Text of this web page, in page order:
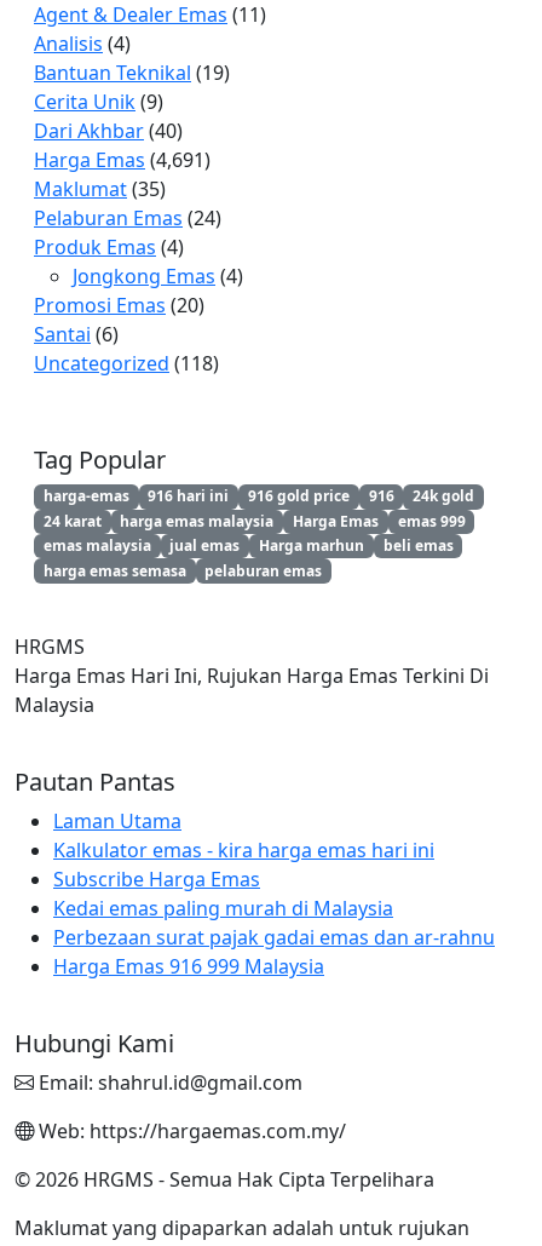
Agent & Dealer Emas (11)
Analisis (4)
Bantuan Teknikal (19)
Cerita Unik(9)
Dari Akhbar(40)
Harga Emas (4,691)
Maklumat(35)
Pelaburan Emas (24)
Produk Emas (4)
Jongkong Emas (4)
Promosi Emas (20)
Santai (6)
Uncategorized (118)
Tag Popular
harga-emas 916 hari ini 916 gold price 916
24k gold
24 karat
harga emas malaysia Harga Emas
emas 999
emas malaysia
jual emas Harga marhun
beli emas
harga emas semasa
pelaburan emas
HRGMS
Harga Emas Hari Ini, Rujukan Harga Emas Terkini Di
Malaysia
Pautan Pantas
Laman Utama
Kalkulator emas - kira harga emas hari ini
Subscribe Harga Emas
Kedai emas paling murah di Malaysia
Perbezaan surat pajak gadai emas dan ar-rahnu
Harga Emas 916 999 Malaysia
Hubungi Kami
Email: shahrul.id@gmail.com
Web: https://hargaemas.com.my/
© 2026 HRGMS - Semua Hak Cipta Terpelihara
Maklumat yang dipaparkan adalah untuk rujukan